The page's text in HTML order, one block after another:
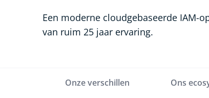
Een moderne cloudgebaseerde IAM-
van ruim 25 jaar ervaring.
Onze verschillen Ons